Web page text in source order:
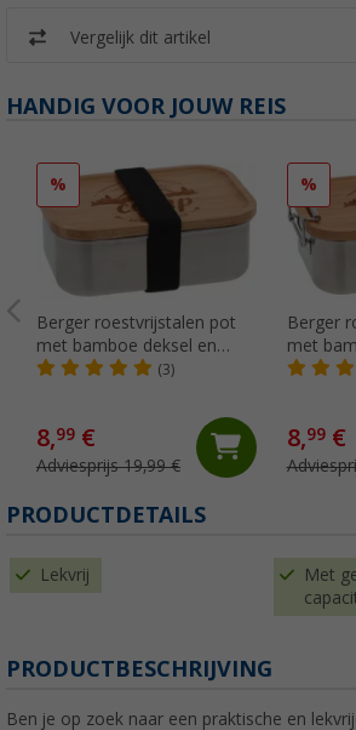
Vergelijk dit artikel
HANDIG VOOR JOUW REIS
%
Berger roestvrijstalen pot
met bamboe deksel en
elastiek 800 ml (3)
8,99 €
Adviesprijs 19,99 €
%
Berger
met
hanger
8,99€
PRODUCTDETAILS
Lekvrij
Met
PRODUCTBESCHRIJVING
Ben je op zoek naar een praktische en